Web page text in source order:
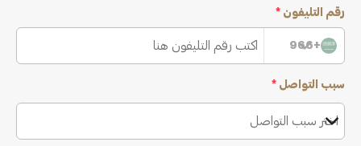
رقم التليفون *
+966
سبب التواصل *
اختر سبب التواصل